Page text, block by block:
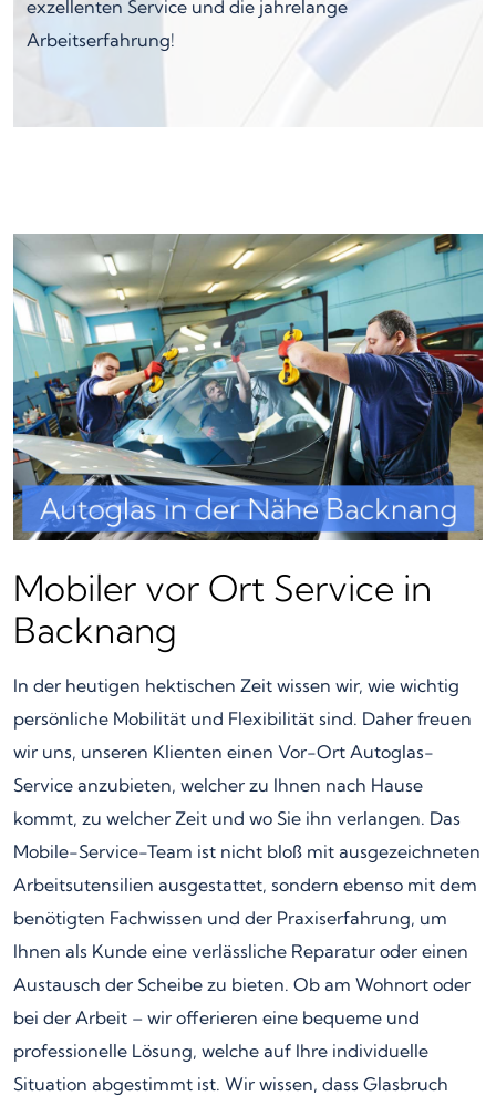
exzellenten Service und die jahrelange
Arbeitserfahrung!
Mobiler vor Ort Service in
Backnang
In der heutigen hektischen Zeit wissen wir, wie wichtig
persönliche Mobilität und Flexibilität sind. Daher freuen
wir uns, unseren Klienten einen Vor-Ort Autoglas-
Service anzubieten, welcher zu Ihnen nach Hause
kommt, zu welcher Zeit und wo Sie ihn verlangen. Das
Mobile-Service-Team ist nicht bloß mit ausgezeichneten
Arbeitsutensilien ausgestattet, sondern ebenso mit dem
benötigten Fachwissen und der Praxiserfahrung, um
Ihnen als Kunde eine verlässliche Reparatur oder einen
Austausch der Scheibe zu bieten. Ob am Wohnort oder
bei der Arbeit – wir offerieren eine bequeme und
professionelle Lösung, welche auf Ihre individuelle
Situation abgestimmt ist. Wir wissen, dass Glasbruch